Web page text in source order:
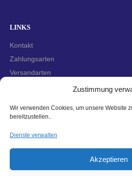
Zustimmung
Wir verwenden Cookies, um unsere Website
bereitzustellen..
Dienste verwalten
Akzeptieren
LINKS
Kontakt
Zahlungsarten
Versandarten
Datenschutzerklärung
Cookie-Richtlinie (EU)